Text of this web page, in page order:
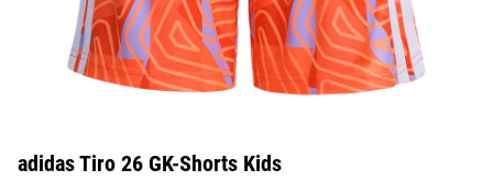
adidas Tiro 26 GK-Shorts Kids